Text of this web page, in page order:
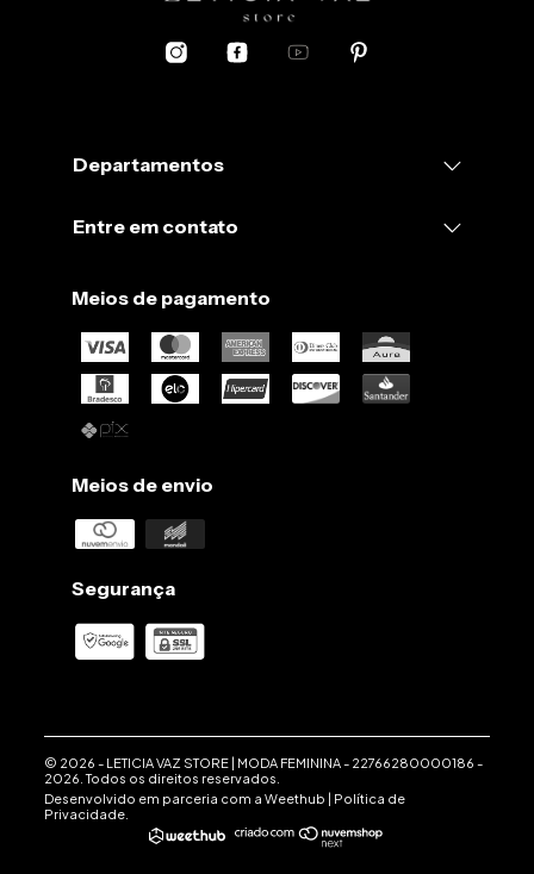
Departamentos
Entre em contato
Meios de pagamento
Meios de envio
Segurança
© 2026 - LETICIA VAZ STORE | MODA FEMININA- 22766280000186 -
2026. Todos os direitos reservados.
Desenvolvido em parceria com aWeethub
Política de
Privacidade